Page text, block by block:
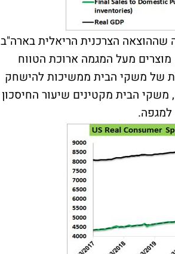
שההוצאה הצרכנית הריאלית בארה"ב
מוצרים מעל המגמה ארוכת הטווח
של משקי הבית ממשיכות להישחק
הבית מקטינים שיעור החיסכון